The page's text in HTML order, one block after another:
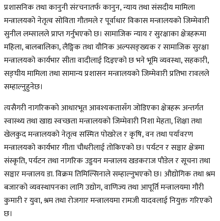
प्रशासनिक तथा कानुनी संरचनातर्फ कानुन, न्याय तथा संसदीय मामिला
मन्त्रालयको नेतृत्व सोविता गौतमले र पूर्वाधार विकास मन्त्रालयको जिम्मेवारी
सुनील लम्सालले प्राप्त गर्नुभएको छ। सामाजिक न्याय र सुरक्षाका क्षेत्रहरूमा
महिला, बालबालिका, लैङ्गिक तथा यौनिक अल्पसङ्ख्यक र सामाजिक सुरक्षा
मन्त्रालयको कार्यभार सीता वादीलाई दिइएको छ भने भूमि व्यवस्था, सहकारी,
सङ्घीय मामिला तथा सामान्य प्रशासन मन्त्रालयको जिम्मेवारी प्रतिभा रावलले
सम्हाल्नुहुनेछ।
त्यसैगरी नागरिकको आधारभूत आवश्यकतासँग जोडिएका क्षेत्रहरू अन्तर्गत
स्वास्थ्य तथा खाद्य स्वच्छता मन्त्रालयको जिम्मेवारी निशा मेहता, शिक्षा तथा
खेलकुद मन्त्रालयको नेतृत्व सस्मित पोखरेल र कृषि, वन तथा पर्यावरण
मन्त्रालयको कार्यभार गीता चौधरीलाई तोकिएको छ। पर्यटन र सञ्चार क्षेत्रमा
संस्कृति, पर्यटन तथा नागरिक उड्डयन मन्त्रालय खडकराज पौडेल र सूचना तथा
सञ्चार मन्त्रालय डा. विक्रम तिमिल्सिनाले सम्हाल्नुभएको छ। औद्योगिक तथा श्रम
बजारको व्यवस्थापनका लागि उद्योग, वाणिज्य तथा आपूर्ति मन्त्रालयमा गौरी
कुमारी र युवा, श्रम तथा रोजगार मन्त्रालयमा रामजी यादवलाई नियुक्त गरिएको
छ।